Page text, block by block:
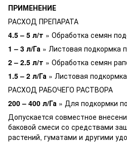
ПРИМЕНЕНИЕ
РАСХОД ПРЕПАРАТА
4.5 – 5 л/т » Обработка семян
1 – 3 л/Га » Листовая подкормка
2 – 2.5 л/т » Обработка семян
1.5 – 2 л/Га » Листовая
РАСХОД РАБОЧЕГО РАСТВОРА
200 – 400 л/Га » Для подкормки
Допускается совместное
баковой смеси со средствами
растений, гуматами и другими